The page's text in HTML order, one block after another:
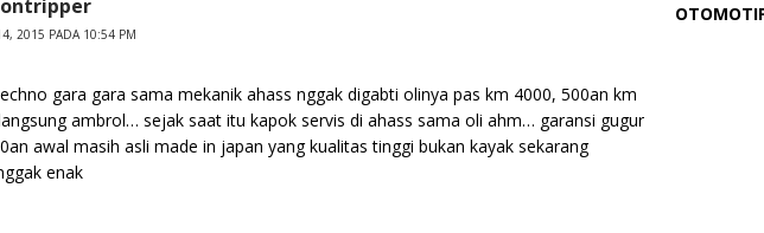
2015 PADA 10:54 PM
gara gara sama mekanik ahass nggak digabti olinya pas km 4000, 500an km
ambrol… sejak saat itu kapok servis di ahass sama oli ahm… garansi gugur
awal masih asli made in japan yang kualitas tinggi bukan kayak sekarang
enak